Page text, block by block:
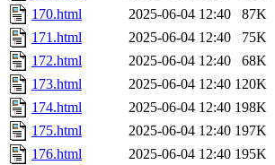
170.html
2025-06-04 12:40
87K
171.html
2025-06-04 12:40
75K
172.html
2025-06-04 12:40
68K
173.html
2025-06-04 12:40 120K
174.html
2025-06-04 12:40 198K
175.html
2025-06-04 12:40 197K
176.html
2025-06-04 12:40 195K